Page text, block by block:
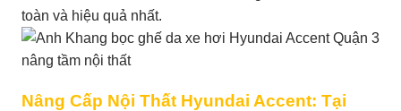
toàn và hiệu quả nhất.
Nâng Cấp Nội Thất Hyundai Accent: Tại